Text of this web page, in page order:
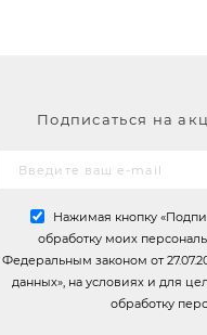
Подписаться на
Нажимая кнопку
обработку моих
Федеральным законом от
данных», на условиях и для
обработку